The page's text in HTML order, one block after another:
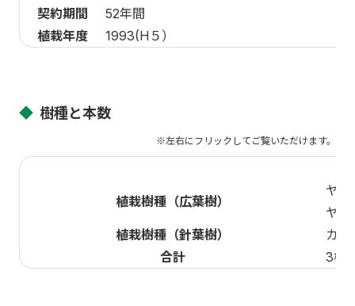
契約期間
52年間
植栽年度
1993(H５）
◆ 樹種と本数
植栽樹種（広葉樹）
ヤマ
ヤマ
植栽樹種（針葉樹）
カラ
合計
3樹